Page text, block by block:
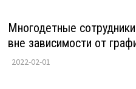
Многодетные
вне зависимости от
2022-02-01